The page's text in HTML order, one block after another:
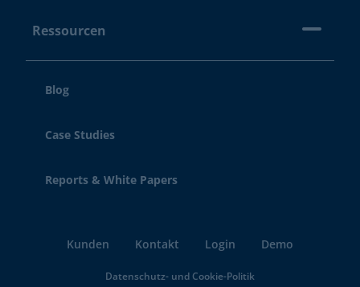
Ressourcen
Blog
Case Studies
Reports & White Papers
Kunden Kontakt Login Demo
Datenschutz- und Cookie-Politik